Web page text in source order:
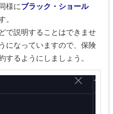
様にブラック・ショール
。
で説明することはできませ
になっていますので、保険
するようにしましょう。